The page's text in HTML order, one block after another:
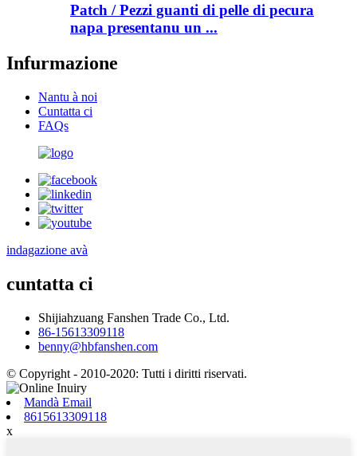
Patch / Pezzi guanti di pelle di pecura
napa presentanu un ...
Infurmazione
Nantu à noi
Cuntatta ci
FAQs
indagazione avà
cuntatta ci
Shijiahzuang Fanshen Trade Co., Ltd.
86-15613309118
benny@hbfanshen.com
© Copyright - 2010-2020: Tutti i diritti riservati.
Mandà Email
8615613309118
x